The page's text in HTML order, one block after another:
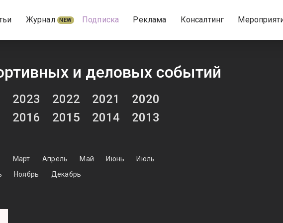
Журнал NEW Подписка Реклама Консалтинг
и деловых событий
2023 2022 2021
2020
2016 2015 2014
2013
Март Апрель Май Июнь
Июль
Ноябрь Декабрь